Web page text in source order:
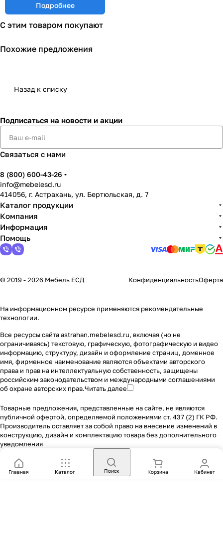
Подробнее
С этим товаром покупают
Похожие предложения
Назад к списку
Подписаться на новости и акции
Связаться с нами
8 (800) 600-43-26
info@mebelesd.ru
414056, г. Астрахань, ул. Бертюльская, д. 7
Каталог продукции
Компания
Информация
Помощь
© 2019 - 2026 Мебель ЕСД КонфиденциальностьОферта
На информационном ресурсе применяются рекомендательные
технологии.
Все ресурсы сайта astrahan.mebelesd.ru, включая (но не
ограничиваясь) текстовую, графическую, фотографическую и видео
информацию, структуру, дизайн и оформление страниц, доменное
имя, фирменное наименование являются объектами авторского
права и прав на интеллектуальную собственность, защищены
российским законодательством и международными соглашениями
об охране авторских прав.Читать далее
Товарные предложения, представленные на сайте, не являются
публичной офертой, определяемой положениями ст. 437 (2) ГК РФ.
Производитель оставляет за собой право на внесение изменений в
конструкцию, дизайн и комплектацию товара без дополнительного
уведомления
Главная Каталог Поиск Корзина Кабинет